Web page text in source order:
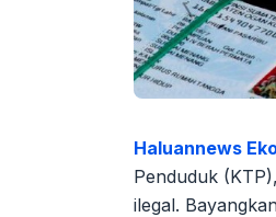
Haluannews
Penduduk
ilegal.